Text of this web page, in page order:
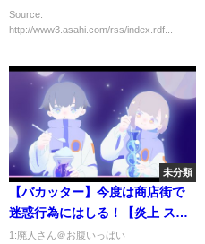
業界
Source:
http://www3.asahi.com/rss/index.rdf...
未分類
【バカッター】今度は商店街で
迷惑行為にはしる！【炎上 スシ
ローバカッターだけじゃない】
1:廃人さん＠お腹いっぱい